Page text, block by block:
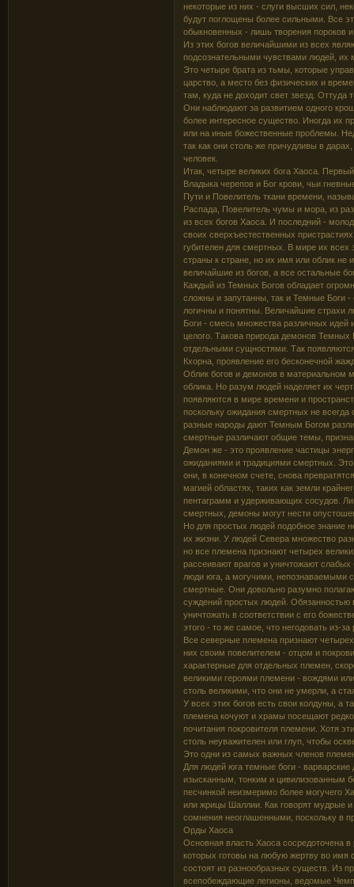
некоторые из них - слуги высших сил,
будут поглощены более сильными. Все
обыкновенных - лишь творения пороков
Из этих богов величайшими из всех
подсознательными чувствами людей, их
Это четыре брата из тьмы, которые
царство, а место без физических и
там, куда не доходит свет звезд. Оттуда
Они наблюдают за развитием одного
более интересное существо. Иногда их
или на иные божественные проблемы.
так как они столь же причудливы в
человек.
Итак, четыре великих бога Хаоса.
Владыка черепов и Бог крови, чьи
Пути и Повелитель ткани времени,
Распада, Повелитель чумы и мора, из
из всех богов Хаоса. И последний -
своих сверхъестественных
губителен для смертных. В мире их
страны к стране, но их имя или облик не
величайшие из богов, а все остальные
Каждый из Темных Богов обладает
сложны и запутанны, так и Темные Боги
логичны и понятны. Величайшие страхи
Боги - смесь множества различных идей
целого. Такова природа демонов
отдельными сущностями. Так
Кхорна, проявление его бесконечной
Облик богов и демонов в материальном
облика. Но разум людей наделяет их
появляются в мире времени и
поскольку ожидания смертных не
разные народы дают Темным Богом
смертные различают общие темы,
Демон же - это проявление частицы
ожиданиями и традициями смертных.
они, в конечном счете, снова
магией областях, таких как земли
пентаграмм и удерживающих сосудов.
смертных, демоны могут нести
Но для простых людей подобное знание
их жизни. У людей Севера множество
но все племена признают четырех
рассеивают врагов и уничтожают
люди юга, а могучими, непознаваемыми
смертные. Они довольно разумно
суждений простых людей. Обязанностью
уничтожать в соответствии с его
этого - то же самое, что негодовать из-
Все северные племена признают
них своим повелителем - отцом и
характерные для отдельных племен,
великими героями племени - вождями
столь великими, что они не умерли, а
У всех этих богов есть свои колдуны, а
племена кочуют и храмы посещают
почитания покровителя племени. Хотя
столь неуважителен или глуп, чтобы
Это одни из самых важных членов
Для людей юга темные боги -
изысканным, тонким и цивилизованным
песчинкой неизмеримо более могучего
или жрицы Шаллии. Как говорят мудрые
сомнения неоглашенными, поскольку в
Орды Хаоса
Основная власть Хаоса сосредоточена
которых готовы на любую жертву во имя
состоят из разнообразных существ. Из
всепобеждающие легионы, ведомые